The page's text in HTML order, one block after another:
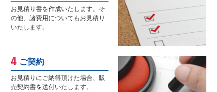
お見積り書を作成いたします。そ
の他、諸費用についてもお見積り
いたします。
ご契約
お見積りにご納得頂けた場合、販
売契約書を送付いたします。